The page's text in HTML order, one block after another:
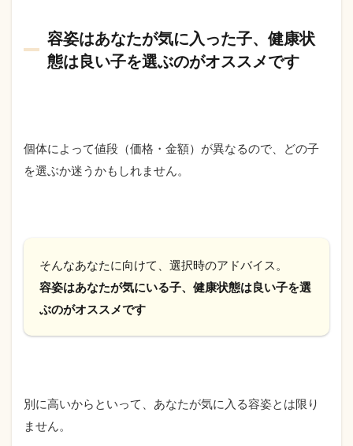
容姿はあなたが気に入った子、健康状
態は良い子を選ぶのがオススメです
個体によって値段（価格・金額）が異なるので、どの子
を選ぶか迷うかもしれません。
そんなあなたに向けて、選択時のアドバイス。
容姿はあなたが気にいる子、健康状態は良い子を選
ぶのがオススメです
別に高いからといって、あなたが気に入る容姿とは限り
ません。